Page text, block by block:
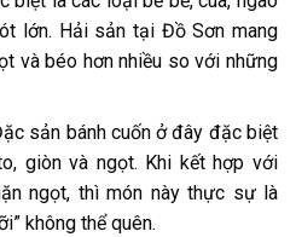
lớn. Hải sản tại Đồ Sơn mang
và béo hơn nhiều so với những
sản bánh cuốn ở đây đặc biệt
giòn và ngọt. Khi kết hợp với
ngọt, thì món này thực sự là
không thể quên.